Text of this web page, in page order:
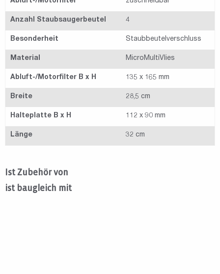
Anzahl Staubsaugerbeutel 4
Besonderheit Staubbeutelverschluss
Material MicroMultiVlies
Abluft-/Motorfilter B x H 135 x 165 mm
Breite 28,5 cm
Halteplatte B x H 112 x 90 mm
Länge 32 cm
Ist Zubehör von
ist baugleich mit